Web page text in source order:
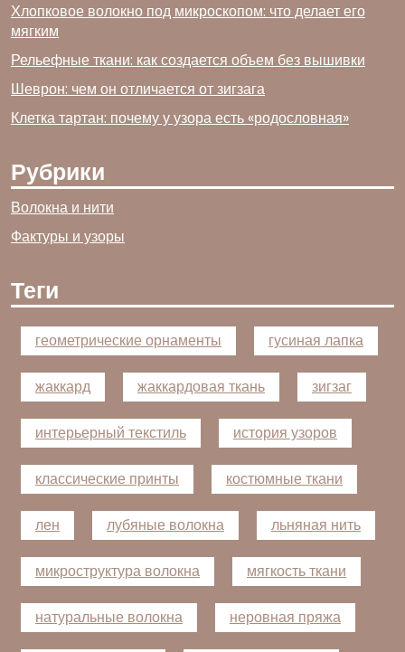
Хлопковое волокно под микроскопом: что делает его
мягким
Рельефные ткани: как создается объем без вышивки
Шеврон: чем он отличается от зигзага
Клетка тартан: почему у узора есть «родословная»
Рубрики
Волокна и нити
Фактуры и узоры
Теги
геометрические орнаменты гусиная лапка
жаккард жаккардовая ткань зигзаг
интерьерный текстиль история узоров
классические принты костюмные ткани
лен лубяные волокна льняная нить
микроструктура волокна мягкость ткани
натуральные волокна неровная пряжа